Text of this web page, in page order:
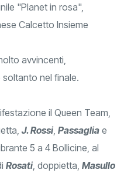
"Planet in rosa",
Calcetto Insieme
avvincenti,
nel finale.
il Queen Team,
J. Rossi, Passaglia e
5 a 4 Bollicine, al
Rosati, doppietta, Masullo